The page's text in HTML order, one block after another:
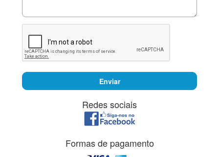
Enviar
Redes sociais
Formas de pagamento